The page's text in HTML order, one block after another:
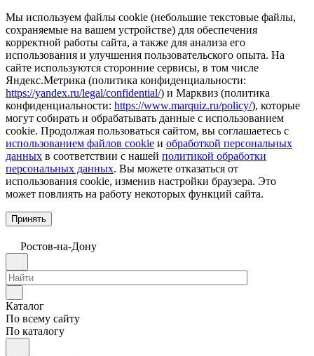
Мы используем файлы cookie (небольшие текстовые файлы,
сохраняемые на вашем устройстве) для обеспечения
корректной работы сайта, а также для анализа его
использования и улучшения пользовательского опыта. На
сайте используются сторонние сервисы, в том числе
Яндекс.Метрика (политика конфиденциальности:
https://yandex.ru/legal/confidential/) и Марквиз (политика
конфиденциальности: https://www.marquiz.ru/policy/), которые
могут собирать и обрабатывать данные с использованием
cookie. Продолжая пользоваться сайтом, вы соглашаетесь с
использованием файлов cookie и обработкой персональных
данных в соответствии с нашей политикой обработки
персональных данных. Вы можете отказаться от
использования cookie, изменив настройки браузера. Это
может повлиять на работу некоторых функций сайта.
Принять
Ростов-на-Дону
Каталог
По всему сайту
По каталогу